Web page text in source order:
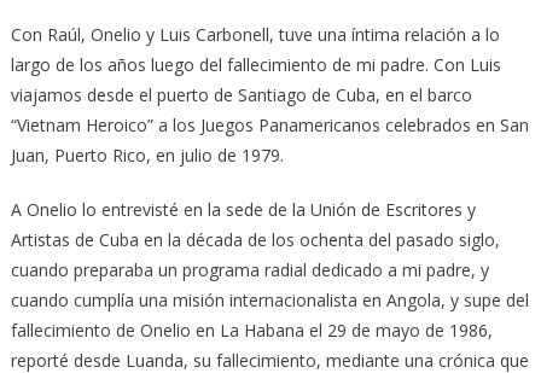
Con Raúl, Onelio y Luis Carbonell, tuve una íntima relación a lo
largo de los años luego del fallecimiento de mi padre. Con Luis
viajamos desde el puerto de Santiago de Cuba, en el barco
“Vietnam Heroico” a los Juegos Panamericanos celebrados en San
Juan, Puerto Rico, en julio de 1979.
A Onelio lo entrevisté en la sede de la Unión de Escritores y
Artistas de Cuba en la década de los ochenta del pasado siglo,
cuando preparaba un programa radial dedicado a mi padre, y
cuando cumplía una misión internacionalista en Angola, y supe del
fallecimiento de Onelio en La Habana el 29 de mayo de 1986,
reporté desde Luanda, su fallecimiento, mediante una crónica que